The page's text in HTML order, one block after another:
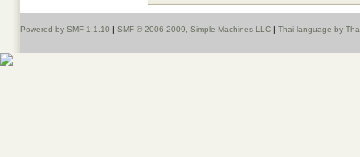
Powered by SMF 1.1.10 | SMF © 2006-2009, Simple Machines LLC | Thai language by